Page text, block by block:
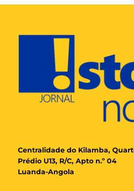
Centralidade do Kilamba,
Prédio U13, R/C, Apto n.º 04
Luanda-Angola